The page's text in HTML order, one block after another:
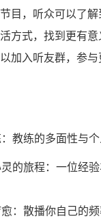
目，听众可以了
方式，找到更有
加入听友群，参与
教练的多面性与
的旅程：一位经
：散播你自己的